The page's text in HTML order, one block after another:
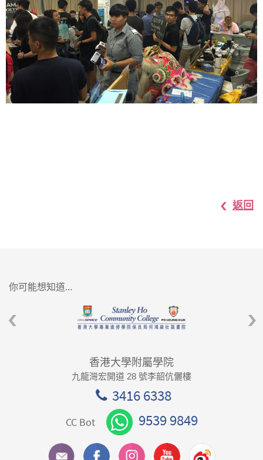
返回
你可能想知道...
香港大學附屬學院
九龍灣宏開道 28 號李韶伉儷樓
3416 6338
CC Bot 9539 9849